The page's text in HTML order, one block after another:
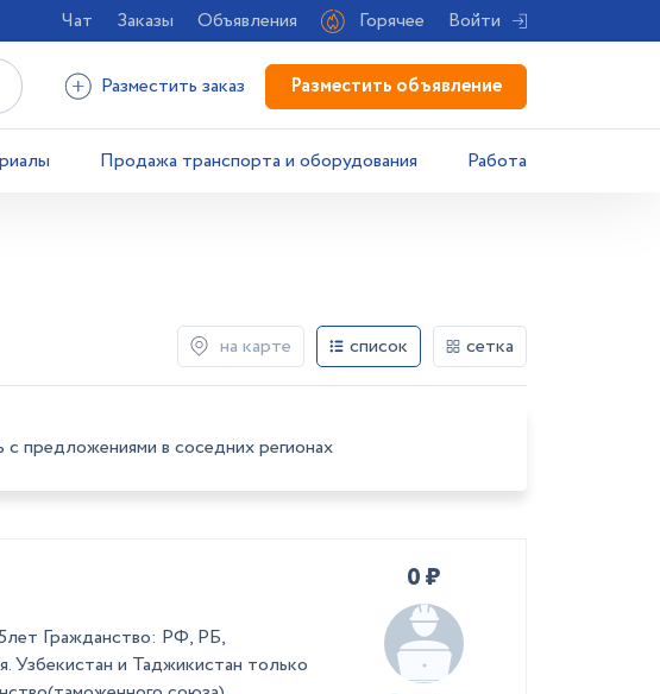
Чат Заказы Объявления Горячее Войти
Разместить заказ Разместить объявление
Продажа транспорта и оборудования Работа
на карте список сетка
предложениями в соседних регионах
Гражданство: РФ, РБ,
Узбекистан и Таджикистан только
0 ₽